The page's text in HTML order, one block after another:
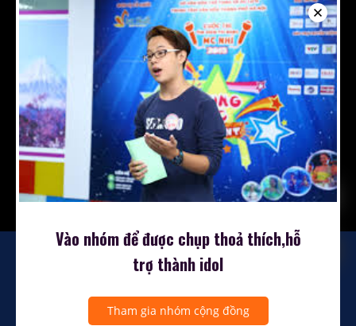
Bản quyền © 2026 Dịch vụ chụp ảnh hàng đầu — Lyrical giao diện
củaGoDaddy
Vào nhóm để được chụp thoả thích,hỗ
trợ thành idol
Tham gia nhóm cộng đồng